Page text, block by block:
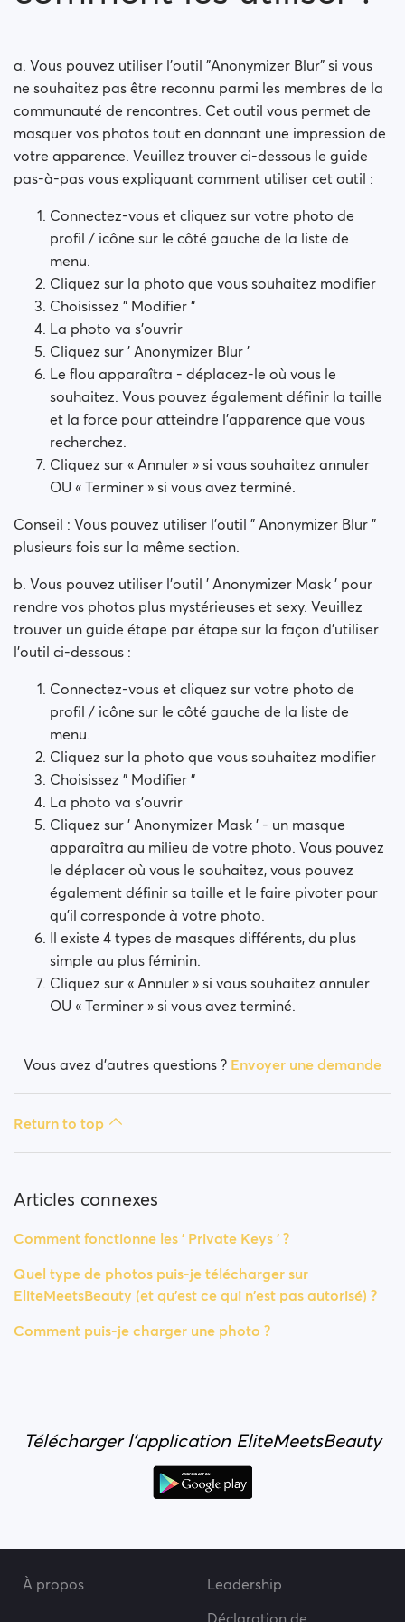
utiliser ?
a. Vous pouvez utiliser l'outil "Anonymizer Blur" si vous
ne souhaitez pas être reconnu parmi les membres de la
communauté de rencontres. Cet outil vous permet de
masquer vos photos tout en donnant une impression de
votre apparence. Veuillez trouver ci-dessous le guide
pas-à-pas vous expliquant comment utiliser cet outil :
Connectez-vous et cliquez sur votre photo de
profil / icône sur le côté gauche de la liste de
menu.
Cliquez sur la photo que vous souhaitez modifier
Choisissez " Modifier "
La photo va s'ouvrir
Cliquez sur ' Anonymizer Blur '
Le flou apparaîtra - déplacez-le où vous le
souhaitez. Vous pouvez également définir la taille
et la force pour atteindre l'apparence que vous
recherchez.
Cliquez sur « Annuler » si vous souhaitez annuler
OU « Terminer » si vous avez terminé.
Conseil : Vous pouvez utiliser l'outil " Anonymizer Blur "
plusieurs fois sur la même section.
b. Vous pouvez utiliser l'outil ' Anonymizer Mask ' pour
rendre vos photos plus mystérieuses et sexy. Veuillez
trouver un guide étape par étape sur la façon d'utiliser
l'outil ci-dessous :
Connectez-vous et cliquez sur votre photo de
profil / icône sur le côté gauche de la liste de
menu.
Cliquez sur la photo que vous souhaitez modifier
Choisissez " Modifier "
La photo va s'ouvrir
Cliquez sur ' Anonymizer Mask ' - un masque
apparaîtra au milieu de votre photo. Vous pouvez
le déplacer où vous le souhaitez, vous pouvez
également définir sa taille et le faire pivoter pour
qu'il corresponde à votre photo.
Il existe 4 types de masques différents, du plus
simple au plus féminin.
Cliquez sur « Annuler » si vous souhaitez annuler
OU « Terminer » si vous avez terminé.
Vous avez d’autres questions ? Envoyer une demande
Return to top
Articles connexes
Comment fonctionne les ' Private Keys ' ?
Quel type de photos puis-je télécharger sur
EliteMeetsBeauty (et qu'est ce qui n'est pas autorisé) ?
Comment puis-je charger une photo ?
Télécharger l'application EliteMeetsBeauty
À propos
Leadership
Déclaration de